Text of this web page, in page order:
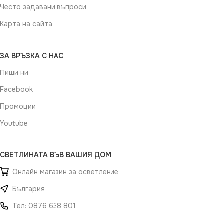
Често задавани въпроси
Карта на сайта
ЗА ВРЪЗКА С НАС
Пиши ни
Facebook
Промоции
Youtube
СВЕТЛИНАТА ВЪВ ВАШИЯ ДОМ
Онлайн магазин за осветление
България
Тел: 0876 638 801